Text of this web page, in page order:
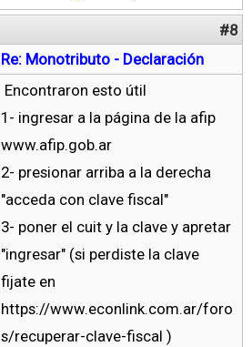
#8
Re: Monotributo - Declaración
Encontraron esto útil
1- ingresar a la página de la afip
www.afip.gob.ar
2- presionar arriba a la derecha
"acceda con clave fiscal"
3- poner el cuit y la clave y apretar
"ingresar" (si perdiste la clave
fijate en
https://www.econlink.com.ar/foro
s/recuperar-clave-fiscal )